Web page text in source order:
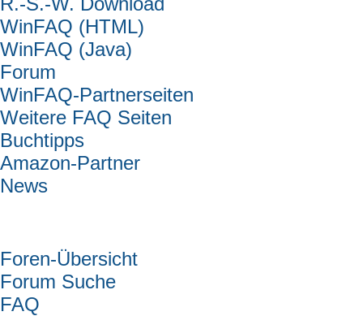
WinFAQ (HTML)
WinFAQ (Java)
Forum
WinFAQ-Partnerseiten
Weitere FAQ Seiten
Buchtipps
Amazon-Partner
News
Foren-Übersicht
Forum Suche
FAQ